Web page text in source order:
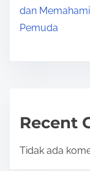
dan
Pemuda
Recent
Tidak ada